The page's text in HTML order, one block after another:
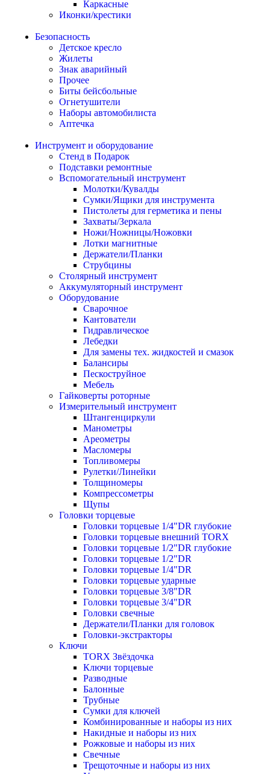
Каркасные
Иконки/крестики
Безопасность
Детское кресло
Жилеты
Знак аварийный
Прочее
Биты бейсбольные
Огнетушители
Наборы автомобилиста
Аптечка
Инструмент и оборудование
Стенд в Подарок
Подставки ремонтные
Вспомогательный инструмент
Молотки/Кувалды
Сумки/Ящики для инструмента
Пистолеты для герметика и пены
Захваты/Зеркала
Ножи/Ножницы/Ножовки
Лотки магнитные
Держатели/Планки
Струбцины
Столярный инструмент
Аккумуляторный инструмент
Оборудование
Сварочное
Кантователи
Гидравлическое
Лебедки
Для замены тех. жидкостей и смазок
Балансиры
Пескоструйное
Мебель
Гайковерты роторные
Измерительный инструмент
Штангенциркули
Манометры
Ареометры
Масломеры
Топливомеры
Рулетки/Линейки
Толщиномеры
Компрессометры
Щупы
Головки торцевые
Головки торцевые 1/4"DR глубокие
Головки торцевые внешний TORX
Головки торцевые 1/2"DR глубокие
Головки торцевые 1/2"DR
Головки торцевые 1/4"DR
Головки торцевые ударные
Головки торцевые 3/8"DR
Головки торцевые 3/4"DR
Головки свечные
Держатели/Планки для головок
Головки-экстракторы
Ключи
TORX Звёздочка
Ключи торцевые
Разводные
Балонные
Трубные
Сумки для ключей
Комбинированные и наборы из них
Накидные и наборы из них
Рожковые и наборы из них
Свечные
Трещоточные и наборы из них